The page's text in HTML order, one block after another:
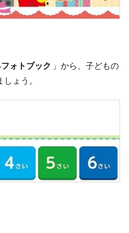
ォトブック 」から、子どもの
ょう。